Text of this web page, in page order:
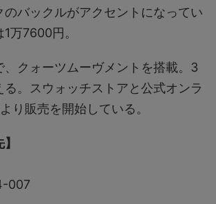
のバックルがアクセントになってい
万7600円。
、クォーツムーヴメントを搭載。3
る。スウォッチストアと公式オンラ
り販売を開始している。
007